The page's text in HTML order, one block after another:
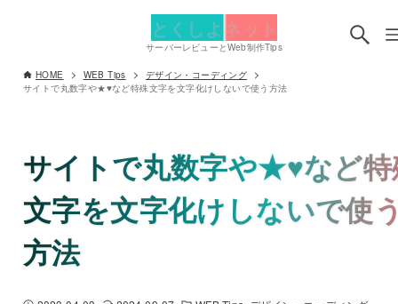
とくしよネット
サーバーレビューとWeb制作Tips
HOME WEB Tips
デザイン・コーディング
サイトで丸数字や★♥など特殊文字を文字化けしないで使う方法
サイトで丸数字や★♥など
文字を文字化けしないで使
方法